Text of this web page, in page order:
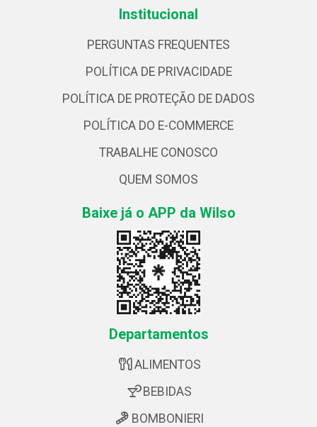
Institucional
PERGUNTAS FREQUENTES
POLÍTICA DE PRIVACIDADE
POLÍTICA DE PROTEÇÃO DE DADOS
POLÍTICA DO E-COMMERCE
TRABALHE CONOSCO
QUEM SOMOS
Baixe já o APP da Wilso
Departamentos
ALIMENTOS
BEBIDAS
BOMBONIERI